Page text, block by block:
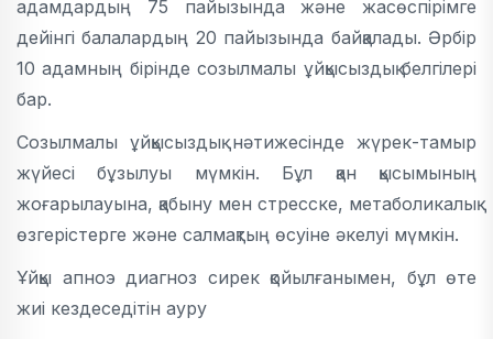
адамдардың 75 пайызында және жасөспірімге
дейінгі балалардың 20 пайызында байқалады. Әрбір
10 адамның бірінде созылмалы ұйқысыздық белгілері
бар.
Созылмалы ұйқысыздық нәтижесінде жүрек-тамыр
жүйесі бұзылуы мүмкін. Бұл қан қысымының
жоғарылауына, қабыну мен стресске, метаболикалық
өзгерістерге және салмақтың өсуіне әкелуі мүмкін.
Ұйқы апноэ диагноз сирек қойылғанымен, бұл өте
жиі кездеседітін ауру